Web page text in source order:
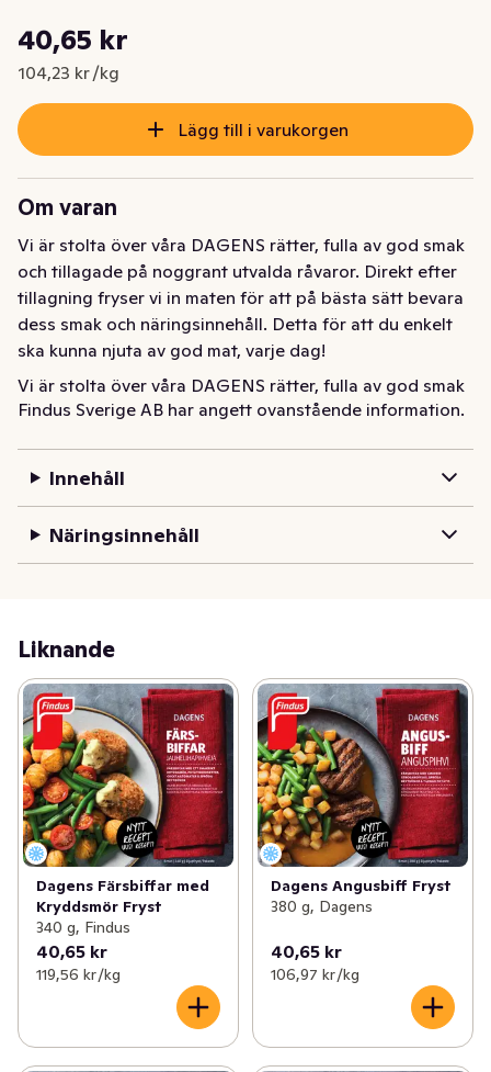
Nuvarande pris är: 40,65 kr
40,65 kr
104,23 kr /kg
Styckpris: 104,23 kr /kg
Lägg till i varukorgen
Om varan
Vi är stolta över våra DAGENS rätter, fulla av god smak
och tillagade på noggrant utvalda råvaror. Direkt efter
tillagning fryser vi in maten för att på bästa sätt bevara
dess smak och näringsinnehåll. Detta för att du enkelt
ska kunna njuta av god mat, varje dag!
Vi är stolta över våra DAGENS rätter, fulla av god smak
och tillagade på noggrant utvalda råvaror.
Detta för att du enkelt ska kunna njuta av god mat, varje
Findus Sverige AB har angett ovanstående information.
Innehåll
Näringsinnehåll
Liknande
Dagens Färsbiffar med
Kryddsmör Fryst
340 g, Findus
40,65 kr
119,56 kr /kg
Dagens Angusbiff Fryst
380 g, Dagens
40,65 kr
106,97 kr /kg